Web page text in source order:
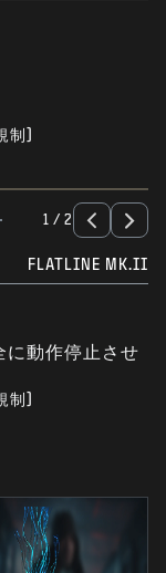
制)
1 / 2
FLATLINE MK.II
に動作停止させ
制)